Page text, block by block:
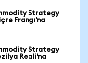
Strategy
Frangı'na
Strategy
Reali'na